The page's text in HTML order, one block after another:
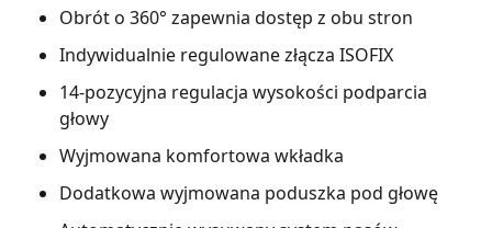
Obrót o 360° zapewnia dostęp z obu stron
Indywidualnie regulowane złącza ISOFIX
14-pozycyjna regulacja wysokości podparcia
głowy
Wyjmowana komfortowa wkładka
Dodatkowa wyjmowana poduszka pod głowę